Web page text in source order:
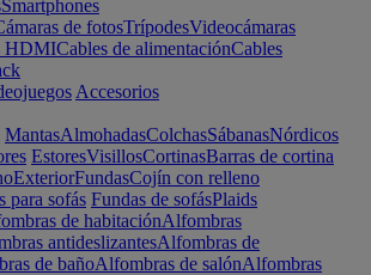
Smartphones
de fotosTrípodesVideocámaras
HDMICables de alimentaciónCables
Accesorios
MantasAlmohadasColchasSábanasNórdicos
EstoresVisillosCortinasBarras de cortina
ExteriorFundasCojín con relleno
para sofás Fundas de sofásPlaids
de habitaciónAlfombras
antideslizantesAlfombras de
de bañoAlfombras de salónAlfombras